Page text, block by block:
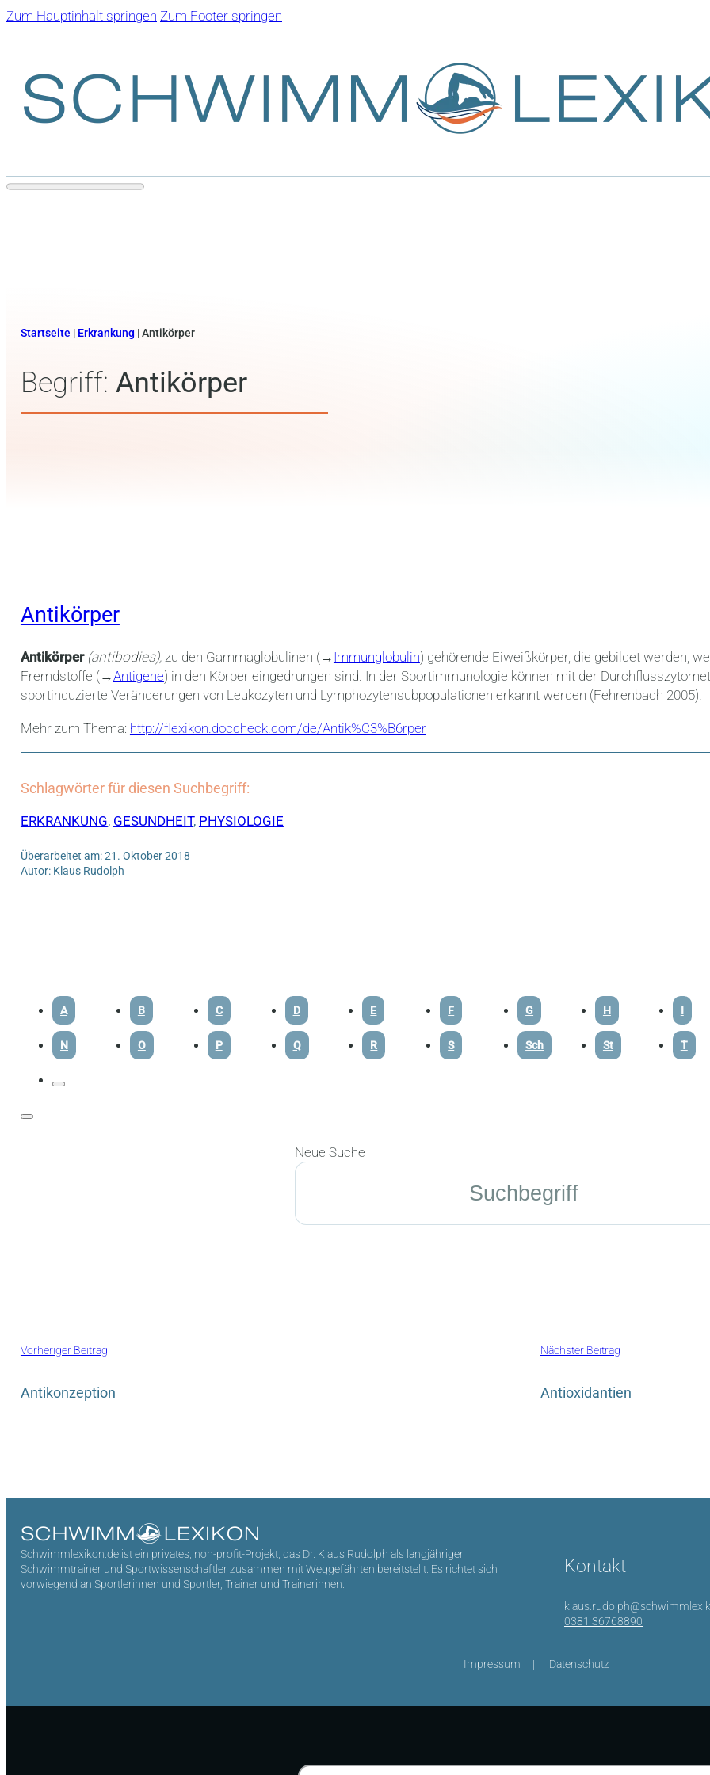
Zum Hauptinhalt springen Zum Footer springen
Startseite | Erkrankung |Antikörper
Begriff: Antikörper
Antikörper
Antikörper (antibodies), zu den Gammaglobulinen ( → Immunglobulin) gehörende Eiweißkörper, die gebildet werden,
Fremdstoffe (→Antigene) in den Körper eingedrungen sind. In der Sportimmunologie können mit der
sportinduzierte Veränderungen von Leukozyten und Lymphozytensubpopulationen erkannt werden (Fehrenbach 2005).
Mehr zum Thema: http://flexikon.doccheck.com/de/Antik%C3%B6rper
Schlagwörter für diesen Suchbegriff:
ERKRANKUNG, GESUNDHEIT, PHYSIOLOGIE
Überarbeitet am: 21. Oktober 2018
Autor: Klaus Rudolph
A B C D E F G H I
N O P Q R S Sch St T
Neue Suche
Suchen
Vorheriger Beitrag
Antikonzeption
Nächster Beitrag
Antioxidantien
Schwimmlexikon.de ist ein privates, non-profit-Projekt, das Dr. Klaus Rudolph als langjähriger
Schwimmtrainer und Sportwissenschaftler zusammen mit Weggefährten bereitstellt. Es richtet sich
vorwiegend an Sportlerinnen und Sportler, Trainer und Trainerinnen.
Kontakt
0381 36768890
Impressum Datenschutz